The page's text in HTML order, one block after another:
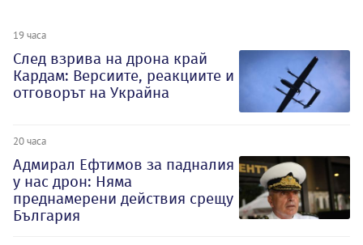
19 часа
След взрива на дрона край
Кардам: Версиите, реакциите и
отговорът на Украйна
20 часа
Адмирал Ефтимов за падналия
у нас дрон: Няма
преднамерени действия срещу
България